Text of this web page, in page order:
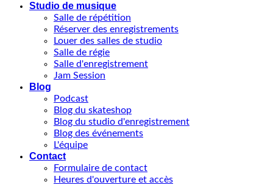
Studio de musique
Salle de répétition
Réserver des enregistrements
Louer des salles de studio
Salle de régie
Salle d'enregistrement
Jam Session
Blog
Podcast
Blog du skateshop
Blog du studio d'enregistrement
Blog des événements
L'équipe
Contact
Formulaire de contact
Heures d'ouverture et accès